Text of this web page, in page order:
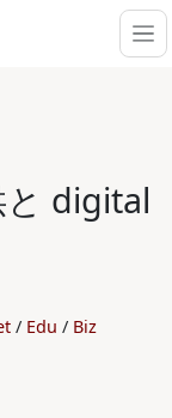
と digital
Edu Biz